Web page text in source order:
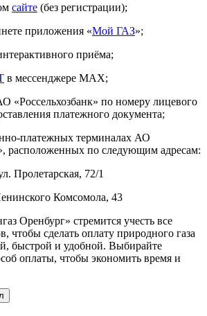
сайте (без регистрации);
приложения «Мой ГАЗ»;
приёма;
в мессенджере МАХ;
«Россельхозбанк» по номеру лицевого
платежного документа;
платежных терминалах АО
расположенных по следующим адресам:
72/1
Комсомола, 43
Оренбург» стремится учесть все
чтобы сделать оплату природного газа
быстрой и удобной. Выбирайте
оплаты, чтобы экономить время и